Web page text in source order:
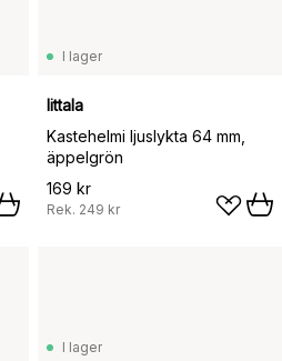
I lager
Iittala
Kastehelmi ljuslykta 64 mm,
äppelgrön
169 kr
Rek. 249 kr
I lager